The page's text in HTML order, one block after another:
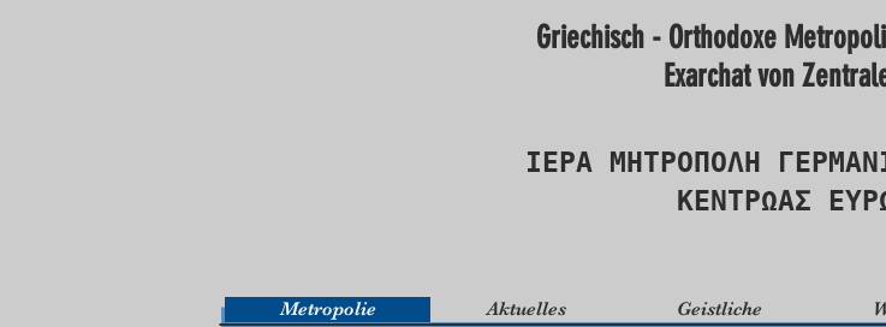
Griechisch - Orthodoxe
Exarchat von
ΙΕΡΑ ΜΗΤΡΟΠΟΛΗ
ΚΕΝΤΡΩΑΣ
Metropolie Aktuelles Geistliche